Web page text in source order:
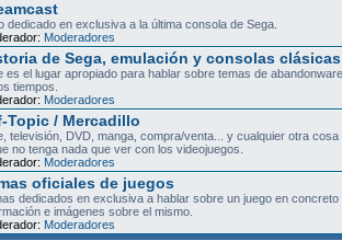
dedicado en exclusiva a la última consola de Sega.
Moderadores
de Sega, emulación y consolas clásicas
es el lugar apropiado para hablar sobre temas de
tiempos.
Moderadores
Topic / Mercadillo
televisión, DVD, manga, compra/venta... y cualquier otra
no tenga nada que ver con los videojuegos.
Moderadores
oficiales de juegos
dedicados en exclusiva a hablar sobre un juego en concreto
e imágenes sobre el mismo.
Moderadores